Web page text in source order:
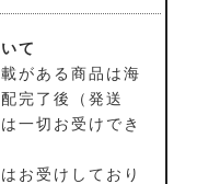
て
がある商品は海
完了後（発送
一切お受けでき
お受けしており